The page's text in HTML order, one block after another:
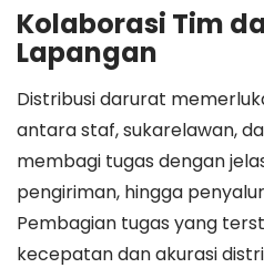
Kolaborasi Tim
Lapangan
Distribusi darurat
antara staf, sukarelawan,
membagi tugas dengan
pengiriman, hingga
Pembagian tugas yang
kecepatan dan akurasi